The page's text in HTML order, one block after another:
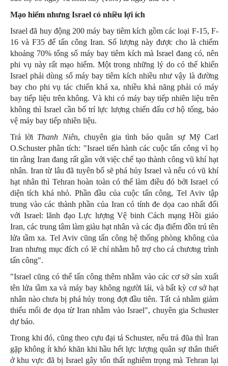
Mạo hiểm nhưng Israel có nhiều lợi ích
Israel đã huy động 200 máy bay tiêm kích gồm các loại F-15, F-
16 và F35 để tấn công Iran. Số lượng này được cho là chiếm
khoảng 70% tổng số máy bay tiêm kích mà Israel đang có, nên
phi vụ này rất mạo hiểm. Một trong những lý do có thể khiến
Israel phải dùng số máy bay tiêm kích nhiều như vậy là đường
bay cho phi vụ tác chiến khá xa, nhiều khả năng phải có máy
bay tiếp liệu trên không. Và khi có máy bay tiếp nhiên liệu trên
không thì Israel cần bố trí lực lượng chiến đấu cơ hộ tống, bảo
vệ máy bay tiếp nhiên liệu.
Trả lời Thanh Niên, chuyên gia tình báo quân sự Mỹ Carl
O.Schuster phân tích: "Israel tiến hành các cuộc tấn công vì họ
tin rằng Iran đang rất gần với việc chế tạo thành công vũ khí hạt
nhân. Iran từ lâu đã tuyên bố sẽ phá hủy Israel và nếu có vũ khí
hạt nhân thì Tehran hoàn toàn có thể làm điều đó bởi Israel có
diện tích khá nhỏ. Phần đầu của cuộc tấn công, Tel Aviv tập
trung vào các thành phần của Iran có tính đe dọa cao nhất đối
với Israel: lãnh đạo Lực lượng Vệ binh Cách mạng Hồi giáo
Iran, các trung tâm làm giàu hạt nhân và các địa điểm đồn trú tên
lửa tầm xa. Tel Aviv cũng tấn công hệ thống phòng không của
Iran nhưng mục đích có lẽ chỉ nhằm hỗ trợ cho cả chương trình
tấn công".
"Israel cũng có thể tấn công thêm nhằm vào các cơ sở sản xuất
tên lửa tầm xa và máy bay không người lái, và bất kỳ cơ sở hạt
nhân nào chưa bị phá hủy trong đợt đầu tiên. Tất cả nhằm giảm
thiểu mối đe dọa từ Iran nhằm vào Israel", chuyên gia Schuster
dự báo.
Trong khi đó, cũng theo cựu đại tá Schuster, nếu trả đũa thì Iran
gặp không ít khó khăn khi hầu hết lực lượng quân sự thân thiết
ở khu vực đã bị Israel gây tổn thất nghiêm trọng mà Tehran lại